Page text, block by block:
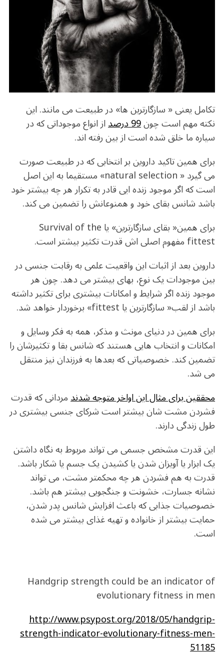
o
o
k
m p
p
تکامل یعنی « سازگارترین ها» در طبیعت می مانند. این
نکته مهم است چون99 درصد از انواع موجوداتی که در
سیاره ما خلق شده است از بین رفته اند.
برای همین تاکید داروین بر انتخابی که در طبیعت صورت
می گیرد « natural selection» مستقیما به این اصل
است که اگر موجود زنده ایی قادر به تکرار هر چه بیشتر خود
باشد شانس بقای خود و همنوعانش را تضمین می کند.
برای همین« بقای سازگارترین» یا Survival of the
fittest مفهوم اصلی اش قدرت تکثیر بیشتر است.
داروین بعد از اثبات این واقعیت علمی به رقابت جنسی در
بین موجودات یک نوع، بهای بیشتر می دهد. چون هر
موجود زنده اگر شرایط و امکانات بیشتری برای تکثیر داشته
باشد از لقب« سازگارترین یا fittest» برخوردار خواهد شد.
برای همین در دنیای مونث و مذکر، همه به فکر وسایل و
امکانات و انتخاب هایی هستند که شانس بقا و تکثیرشان را
تضمین کند. خصوصیاتی که بعدها به فرزندان نیز منتقل
می شد.
محققین برای مثال این اواخر متوجه شدندمردانی که قدرت
فشردن مشت شان بیشتر است شرکای جنسی بیشتری در
طول زندگی دارند.
این قدرت مشخص جسمی می تواند مربوط به نگاه داشتن
یک ابزار یا آویزان شدن یا کشیدن یک جسم یا شکار باشد.
قدرت به هم فشردن هر چه محکمتر مشت، می تواند
نشانه جسارت، خشونت و جنگجویی بیشتر هم باشد.
خصوصیات جذابی که باعث افزایش شانس پدر شدن،
حمایت بیشتر از خانواده و تهیه غذای بیشتر می شده
است.
Handgrip strength could be an indicator of
evolutionary fitness in men
http://www.psypost.org/2018/05/handgrip-
strength-indicator-evolutionary-fitness-men-
51185